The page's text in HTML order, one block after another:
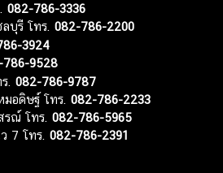
082-786-3336
บุรี โทร. 082-786-2200
3924
786-9528
. 082-786-9787
มอดิษฐ์ โทร. 082-786-2233
รณ์ โทร. 082-786-5965
7 โทร. 082-786-2391